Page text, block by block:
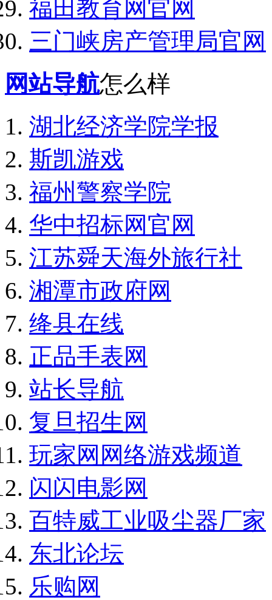
福田教育网官网
三门峡房产管理局官网
网站导航怎么样
湖北经济学院学报
斯凯游戏
福州警察学院
华中招标网官网
江苏舜天海外旅行社
湘潭市政府网
绛县在线
正品手表网
站长导航
复旦招生网
玩家网网络游戏频道
闪闪电影网
百特威工业吸尘器厂家
东北论坛
乐购网